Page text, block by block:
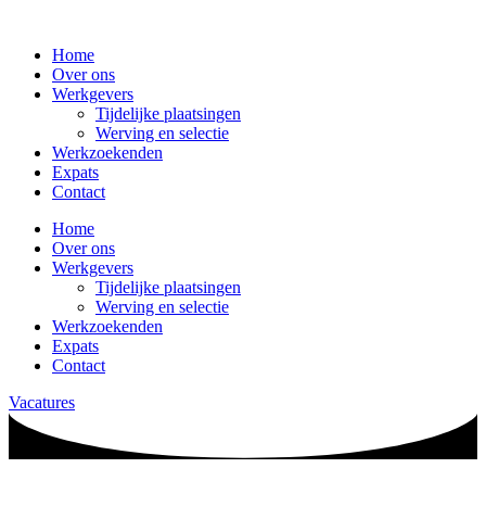
Home
Over ons
Werkgevers
Tijdelijke plaatsingen
Werving en selectie
Werkzoekenden
Expats
Contact
Home
Over ons
Werkgevers
Tijdelijke plaatsingen
Werving en selectie
Werkzoekenden
Expats
Contact
Vacatures